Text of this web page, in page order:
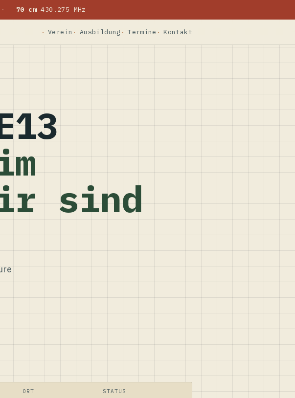
· 70 cm430.275 MHz
Verein Ausbildung Termine Kontakt
sind
ORT STATUS